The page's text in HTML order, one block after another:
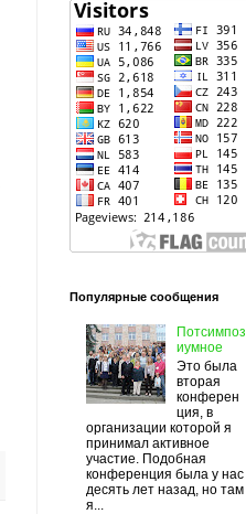
Популярные сообщения
Потсимпоз
иумное
Это была
вторая
конферен
ция, в
организации которой я
принимал активное
участие. Подобная
конференция была у нас
десять лет назад, но там
я...